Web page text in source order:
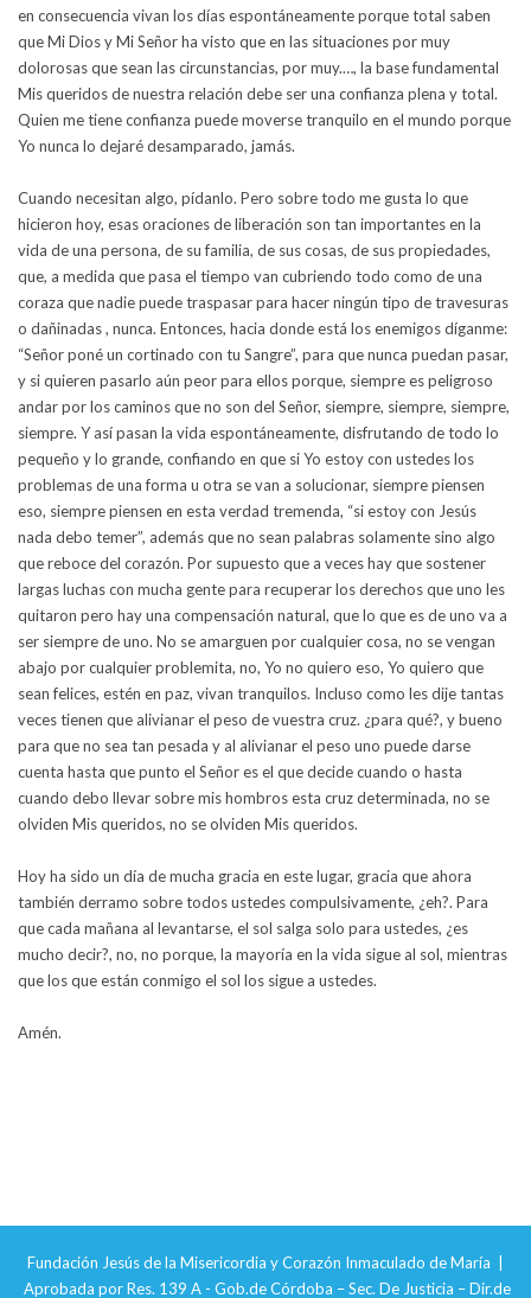
en consecuencia vivan los días espontáneamente porque total saben
que Mi Dios y Mi Señor ha visto que en las situaciones por muy
dolorosas que sean las circunstancias, por muy.…, la base fundamental
Mis queridos de nuestra relación debe ser una confianza plena y total.
Quien me tiene confianza puede moverse tranquilo en el mundo porque
Yo nunca lo dejaré desamparado, jamás.
Cuando necesitan algo, pídanlo. Pero sobre todo me gusta lo que
hicieron hoy, esas oraciones de liberación son tan importantes en la
vida de una persona, de su familia, de sus cosas, de sus propiedades,
que, a medida que pasa el tiempo van cubriendo todo como de una
coraza que nadie puede traspasar para hacer ningún tipo de travesuras
o dañinadas , nunca. Entonces, hacia donde está los enemigos díganme:
“Señor poné un cortinado con tu Sangre”, para que nunca puedan pasar,
y si quieren pasarlo aún peor para ellos porque, siempre es peligroso
andar por los caminos que no son del Señor, siempre, siempre, siempre,
siempre. Y así pasan la vida espontáneamente, disfrutando de todo lo
pequeño y lo grande, confiando en que si Yo estoy con ustedes los
problemas de una forma u otra se van a solucionar, siempre piensen
eso, siempre piensen en esta verdad tremenda, “si estoy con Jesús
nada debo temer”, además que no sean palabras solamente sino algo
que reboce del corazón. Por supuesto que a veces hay que sostener
largas luchas con mucha gente para recuperar los derechos que uno les
quitaron pero hay una compensación natural, que lo que es de uno va a
ser siempre de uno. No se amarguen por cualquier cosa, no se vengan
abajo por cualquier problemita, no, Yo no quiero eso, Yo quiero que
sean felices, estén en paz, vivan tranquilos. Incluso como les dije tantas
veces tienen que alivianar el peso de vuestra cruz. ¿para qué?, y bueno
para que no sea tan pesada y al alivianar el peso uno puede darse
cuenta hasta que punto el Señor es el que decide cuando o hasta
cuando debo llevar sobre mis hombros esta cruz determinada, no se
olviden Mis queridos, no se olviden Mis queridos.
Hoy ha sido un día de mucha gracia en este lugar, gracia que ahora
también derramo sobre todos ustedes compulsivamente, ¿eh?. Para
que cada mañana al levantarse, el sol salga solo para ustedes, ¿es
mucho decir?, no, no porque, la mayoría en la vida sigue al sol, mientras
que los que están conmigo el sol los sigue a ustedes.
Amén.
Fundación Jesús de la Misericordia y Corazón Inmaculado de María |
Aprobada por Res. 139 A - Gob.de Córdoba – Sec. De Justicia – Dir.de